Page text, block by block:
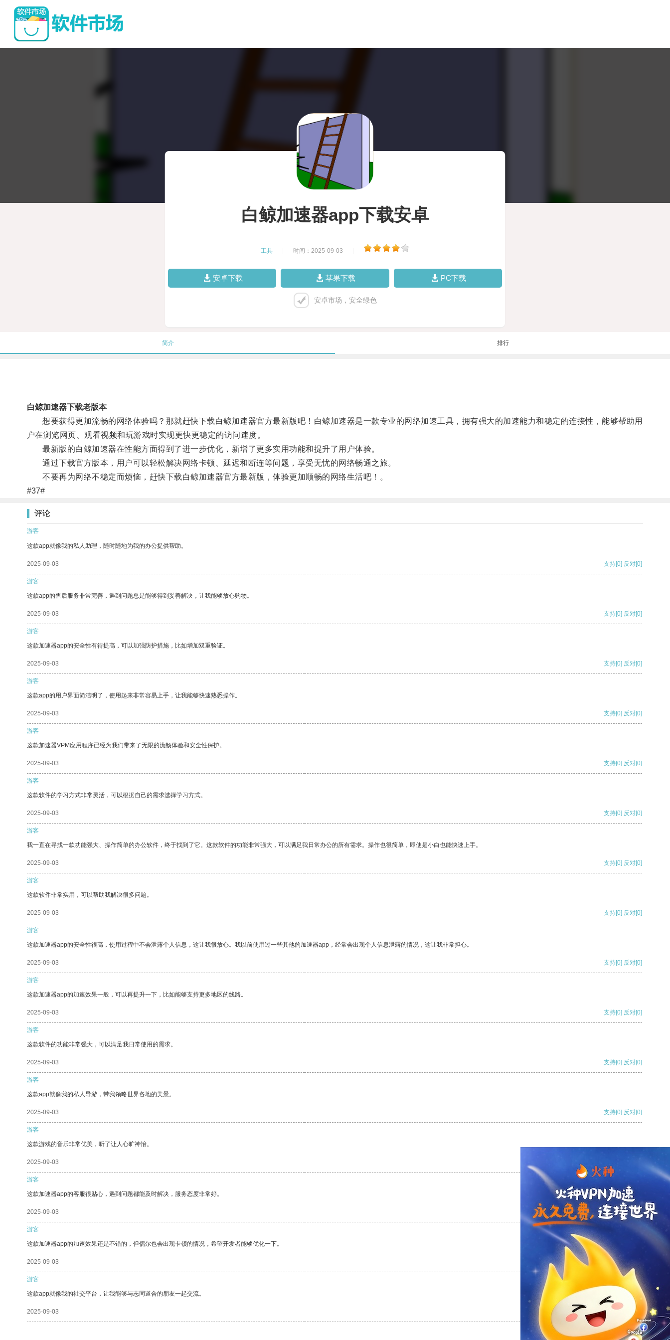
白鲸加速器app下载安卓
工具 时间：2025-09-03
安卓下载 苹果下载 PC下载
安卓市场，安全绿色
简介 排行
白鲸加速器下载老版本
想要获得更加流畅的网络体验吗？那就赶快下载白鲸加速器官方最新版吧！白鲸加速器是一款专业的网络加速工具，拥有强大的加速能力和稳定的连接性，能够帮助用
户在浏览网页、观看视频和玩游戏时实现更快更稳定的访问速度。
最新版的白鲸加速器在性能方面得到了进一步优化，新增了更多实用功能和提升了用户体验。
通过下载官方版本，用户可以轻松解决网络卡顿、延迟和断连等问题，享受无忧的网络畅通之旅。
不要再为网络不稳定而烦恼，赶快下载白鲸加速器官方最新版，体验更加顺畅的网络生活吧！。
#37#
评论
游客
这款app就像我的私人助理，随时随地为我的办公提供帮助。
2025-09-03 支持[0] 反对[0]
游客
这款app的售后服务非常完善，遇到问题总是能够得到妥善解决，让我能够放心购物。
2025-09-03 支持[0] 反对[0]
游客
这款加速器app的安全性有待提高，可以加强防护措施，比如增加双重验证。
2025-09-03 支持[0] 反对[0]
游客
这款app的用户界面简洁明了，使用起来非常容易上手，让我能够快速熟悉操作。
2025-09-03 支持[0] 反对[0]
游客
这款加速器VPM应用程序已经为我们带来了无限的流畅体验和安全性保护。
2025-09-03 支持[0] 反对[0]
游客
这款软件的学习方式非常灵活，可以根据自己的需求选择学习方式。
2025-09-03 支持[0] 反对[0]
游客
我一直在寻找一款功能强大、操作简单的办公软件，终于找到了它。这款软件的功能非常强大，可以满足我日常办公的所有需求。操作也很简单，即使是小白也能快速上手。
2025-09-03 支持[0] 反对[0]
游客
这款软件非常实用，可以帮助我解决很多问题。
2025-09-03 支持[0] 反对[0]
游客
这款加速器app的安全性很高，使用过程中不会泄露个人信息，这让我很放心。我以前使用过一些其他的加速器app，经常会出现个人信息泄露的情况，这让我非常担心。
2025-09-03 支持[0] 反对[0]
游客
这款加速器app的加速效果一般，可以再提升一下，比如能够支持更多地区的线路。
2025-09-03 支持[0] 反对[0]
游客
这款软件的功能非常强大，可以满足我日常使用的需求。
2025-09-03 支持[0] 反对[0]
游客
这款app就像我的私人导游，带我领略世界各地的美景。
2025-09-03 支持[0] 反对[0]
游客
这款游戏的音乐非常优美，听了让人心旷神怡。
2025-09-03
游客
这款加速器app的客服很贴心，遇到问题都能及时解决，服务态度非常好。
2025-09-03 支持 [0] 反对[0]
游客
这款加速器app的加速效果还是不错的，但偶尔也会出现卡顿的情况，希望开发者能够优化一下。
2025-09-03 支持[0] 反对
游客
这款app就像我的社交平台，让我能够与志同道合的朋友一起交流。
2025-09-03 支持[0] 反对[0]